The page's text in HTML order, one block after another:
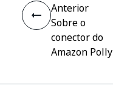
Anterior
Sobre o
conector do
Amazon Polly